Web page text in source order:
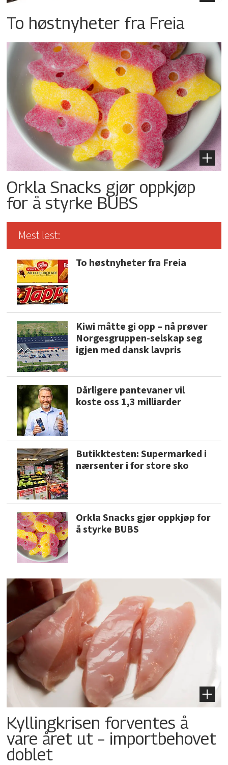
To høstnyheter fra Freia
Orkla Snacks gjør oppkjøp
for å styrke BUBS
Mest lest:
To høstnyheter fra Freia
Kiwi måtte gi opp – nå prøver
Norgesgruppen-selskap seg
igjen med dansk lavpris
Dårligere pantevaner vil
koste oss 1,3 milliarder
Butikktesten: Supermarked i
nærsenter i for store sko
Orkla Snacks gjør oppkjøp for
å styrke BUBS
Kyllingkrisen forventes å
vare året ut – importbehovet
doblet